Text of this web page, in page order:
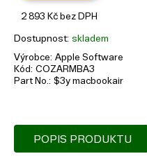
2 893 Kč bez DPH
Dostupnost skladem
Výrobce Apple Software
Kód COZARMBA3
Part No. $3y macbookair
POPIS PRODUKTU